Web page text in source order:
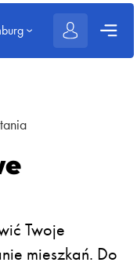
Twoje
mieszkań. Do